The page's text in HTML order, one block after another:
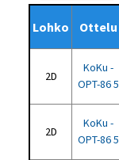
Lohko Ottelu
2D
KoKu -
OPT-86 5
2D
KoKu -
OPT-86 5